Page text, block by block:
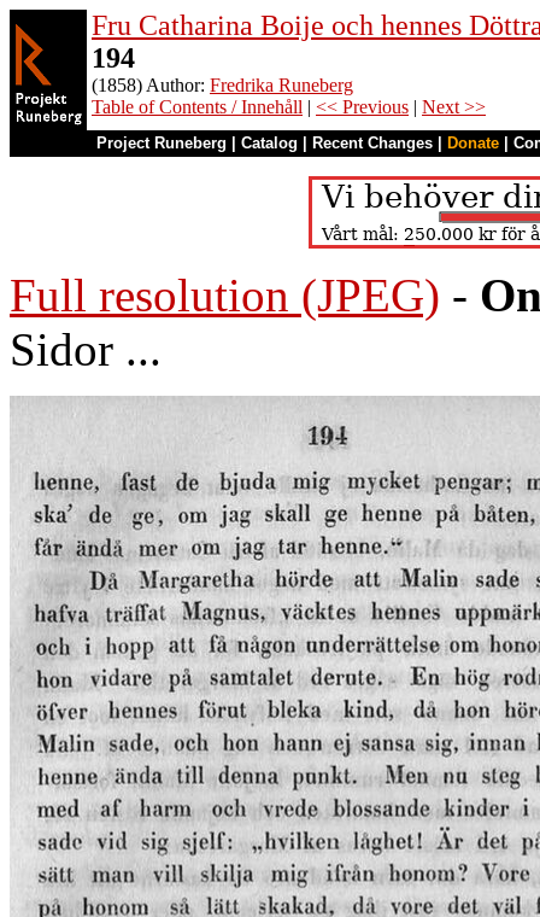
Fru Catharina Boije och hennes
194
(1858) Author: Fredrika Runeberg
Table of Contents / Innehåll | << Previous | Next >>
Project Runeberg Catalog Recent Changes Donate
Full resolution (JPEG) -
Sidor ...